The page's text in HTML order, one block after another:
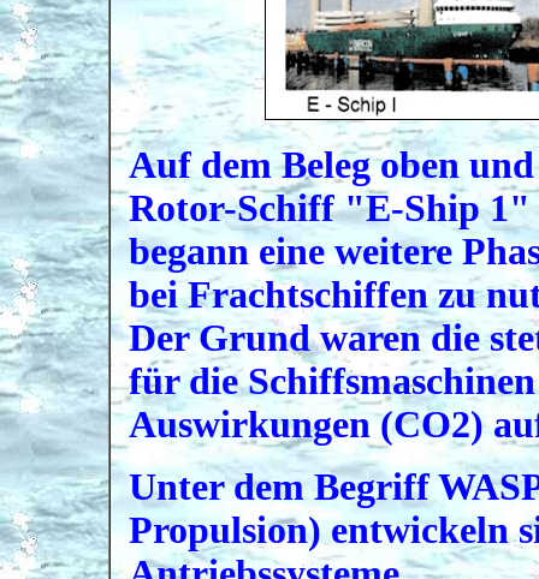
Auf dem Beleg oben
Rotor-Schiff "E-Ship 1"
begann eine weitere
bei Frachtschiffen zu
Der Grund waren die
für die
Auswirkungen (CO2)
Unter dem Begriff
Propulsion) entwickeln